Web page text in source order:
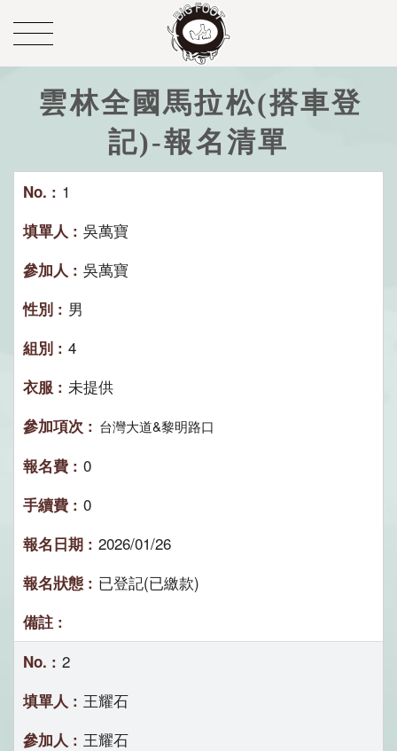
雲林全國馬拉松(搭車登
記)-報名清單
1
吳萬寶
吳萬寶
男
4
未提供
台灣大道&黎明路口
0
0
2026/01/26
已登記(已繳款)
2
王耀石
王耀石